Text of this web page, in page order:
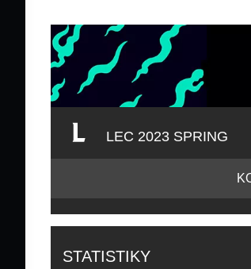
LEC 2023 SPRING
STATISTIKY